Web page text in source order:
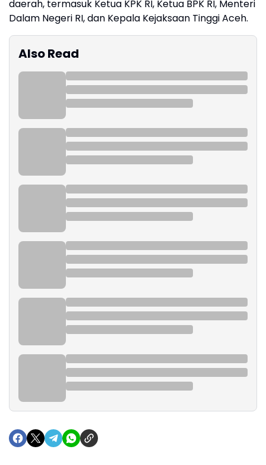
daerah, termasuk Ketua KPK RI, Ketua BPK RI, Menteri
Dalam Negeri RI, dan Kepala Kejaksaan Tinggi Aceh.
Also Read